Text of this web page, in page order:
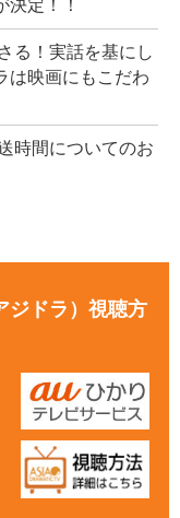
定！！
る！実話を基にし
は映画にもこだわ
時間についてのお
ジドラ）視聴方